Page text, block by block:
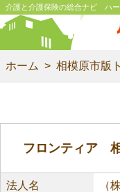
介護と介護保険の総合ナビ ハ
ホーム 相模原市版
フロンティア
法人名 （